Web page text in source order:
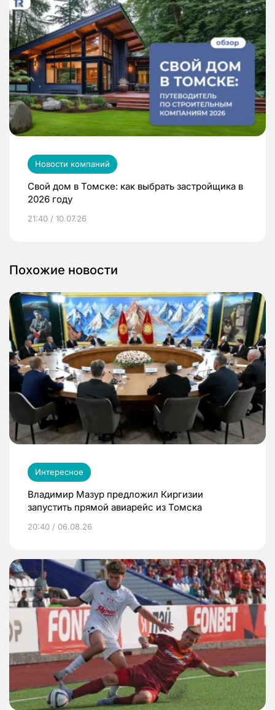
Новости компаний
Свой дом в Томске: как выбрать застройщика в
2026 году
21:40 / 10.07.26
Похожие новости
Интересное
Владимир Мазур предложил Киргизии
запустить прямой авиарейс из Томска
20:40 / 06.08.26